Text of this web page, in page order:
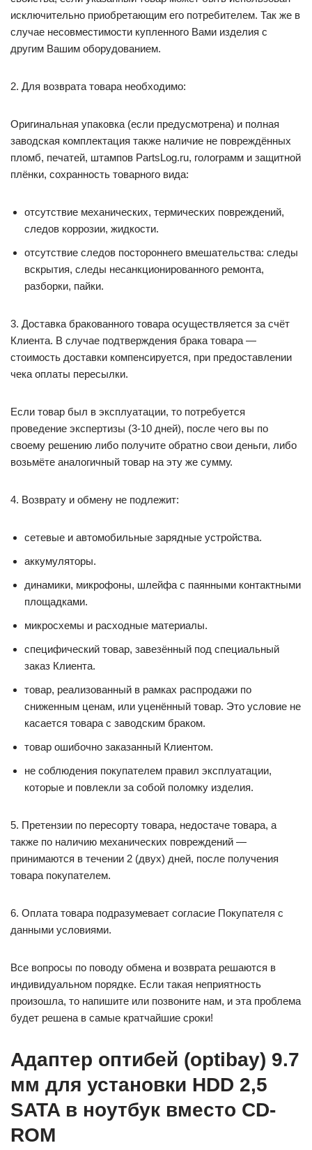
исключительно приобретающим его потребителем. Так же в
случае несовместимости купленного Вами изделия с
другим Вашим оборудованием.
2. Для возврата товара необходимо:
Оригинальная упаковка (если предусмотрена) и полная
заводская комплектация также наличие не повреждённых
пломб, печатей, штампов PartsLog.ru, голограмм и защитной
плёнки, сохранность товарного вида:
отсутствие механических, термических повреждений,
следов коррозии, жидкости.
отсутствие следов постороннего вмешательства: следы
вскрытия, следы несанкционированного ремонта,
разборки, пайки.
3. Доставка бракованного товара осуществляется за счёт
Клиента. В случае подтверждения брака товара —
стоимость доставки компенсируется, при предоставлении
чека оплаты пересылки.
Если товар был в эксплуатации, то потребуется
проведение экспертизы (3-10 дней), после чего вы по
своему решению либо получите обратно свои деньги, либо
возьмёте аналогичный товар на эту же сумму.
4. Возврату и обмену не подлежит:
сетевые и автомобильные зарядные устройства.
аккумуляторы.
динамики, микрофоны, шлейфа с паянными контактными
площадками.
микросхемы и расходные материалы.
специфический товар, завезённый под специальный
заказ Клиента.
товар, реализованный в рамках распродажи по
сниженным ценам, или уценённый товар. Это условие не
касается товара с заводским браком.
товар ошибочно заказанный Клиентом.
не соблюдения покупателем правил эксплуатации,
которые и повлекли за собой поломку изделия.
5. Претензии по пересорту товара, недостаче товара, а
также по наличию механических повреждений —
принимаются в течении 2 (двух) дней, после получения
товара покупателем.
6. Оплата товара подразумевает согласие Покупателя с
данными условиями.
Все вопросы по поводу обмена и возврата решаются в
индивидуальном порядке. Если такая неприятность
произошла, то напишите или позвоните нам, и эта проблема
будет решена в самые кратчайшие сроки!
Адаптер оптибей (optibay) 9.7
мм для установки HDD 2,5
SATA в ноутбук вместо CD-
ROM